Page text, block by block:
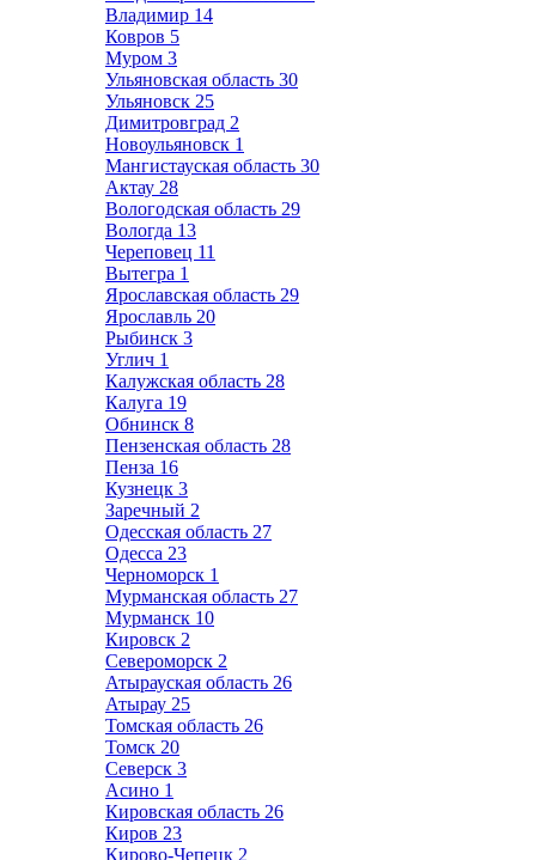
Владимир 14
Ковров 5
Муром 3
Ульяновская область 30
Ульяновск 25
Димитровград 2
Новоульяновск 1
Мангистауская область 30
Актау 28
Вологодская область 29
Вологда 13
Череповец 11
Вытегра 1
Ярославская область 29
Ярославль 20
Рыбинск 3
Углич 1
Калужская область 28
Калуга 19
Обнинск 8
Пензенская область 28
Пенза 16
Кузнецк 3
Заречный 2
Одесская область 27
Одесса 23
Черноморск 1
Мурманская область 27
Мурманск 10
Кировск 2
Североморск 2
Атырауская область 26
Атырау 25
Томская область 26
Томск 20
Северск 3
Асино 1
Кировская область 26
Киров 23
Кирово-Чепецк 2